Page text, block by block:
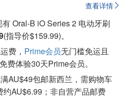
查看详情
Oral-B iO Series 2 电动牙刷
(指导价$159.99)。
费， Prime会员无门槛免运且
免费体验30天Prime会员。
AU$49包邮新西兰，需购物车
AU$6.99；非自营产品邮费